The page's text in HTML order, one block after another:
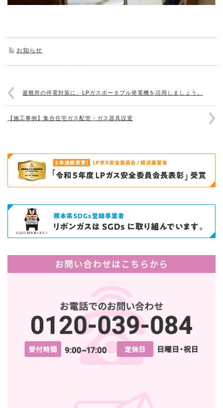
お知らせ
避難所の停電対策に、LPガスポータブル発電機を活用しましょう。
【施工事例】集合住宅ガス配管・ガス器具設置
お問い合わせはこちらから